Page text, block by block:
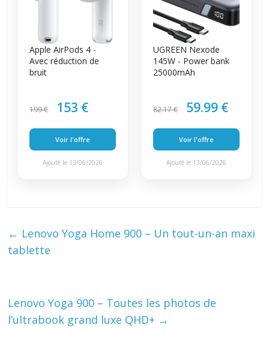
Apple AirPods 4 -
Avec réduction de
bruit
199 € 153 €
Voir l'offre
Ajouté le 13/06/2026
UGREEN Nexode
145W - Power bank
25000mAh
82.17 € 59.99 €
Voir l'offre
Ajouté le 13/06/2026
← Lenovo Yoga Home 900 – Un tout-un-an maxi
tablette
Lenovo Yoga 900 – Toutes les photos de
l’ultrabook grand luxe QHD+ →